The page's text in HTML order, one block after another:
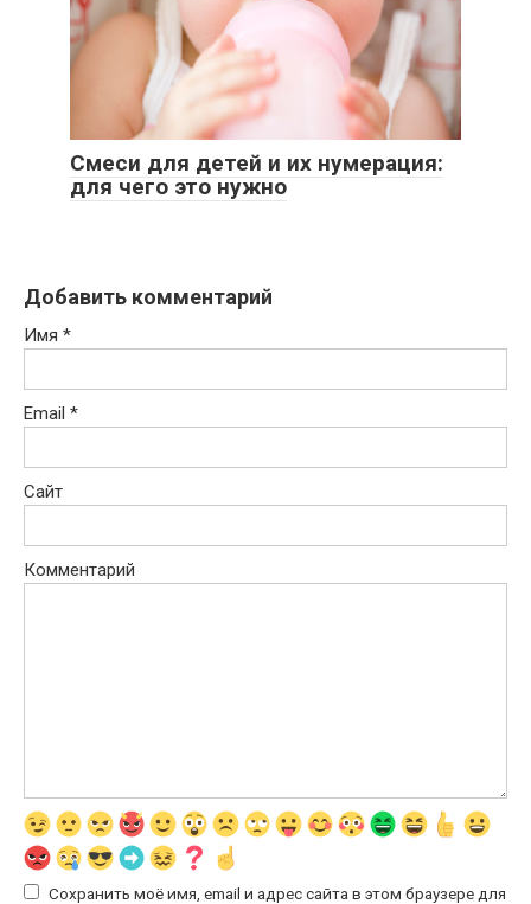
Смеси для детей и их нумерация:
для чего это нужно
Добавить комментарий
Имя *
Email *
Сайт
Комментарий
Сохранить моё имя, email и адрес сайта в этом браузере для